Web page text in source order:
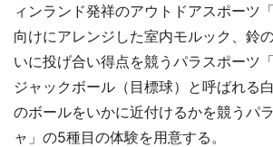
ィンランド発祥のアウトドアスポーツ
向けにアレンジした室内モルック、鈴
いに投げ合い得点を競うパラスポーツ
ジャックボール（目標球）と呼ばれる
のボールをいかに近付けるかを競うパ
ャ」の5種目の体験を用意する。